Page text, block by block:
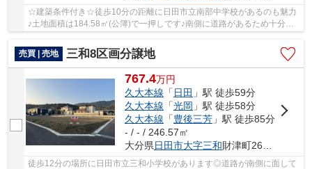
☆建築条件付き☆徒歩10分の距離に日田市立南部中学校があるのも魅力
♪土地面積は184.58㎡(公簿)で一押しです♪南側に道路があるため十分な
日当たりが確保できます♪地域の顧客満足度ナンバ...
売買 | 売地
三和8区画分譲地
767.4万円
久大本線 「 日田 」駅 徒歩59分
久大本線 「光岡 」駅 徒歩58分
久大本線 「豊後三芳 」駅 徒歩85分
- / - / 246.57㎡
大分県日田市大字三和財津町2650-21
徒歩12分の場所に日田市立三和小学校があります◎道路が南側に面して